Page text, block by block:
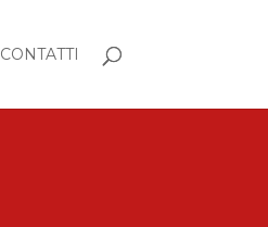
CONTATTI